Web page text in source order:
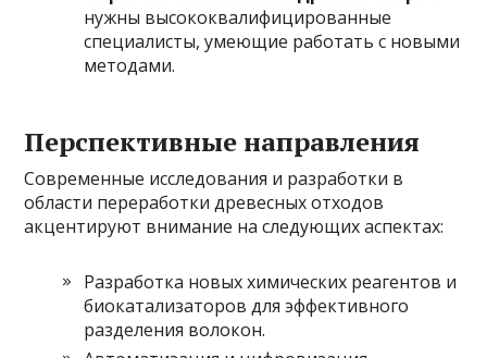
нужны высококвалифицированные
специалисты, умеющие работать с новыми
методами.
Перспективные направления
Современные исследования и разработки в
области переработки древесных отходов
акцентируют внимание на следующих аспектах:
Разработка новых химических реагентов и
биокатализаторов для эффективного
разделения волокон.